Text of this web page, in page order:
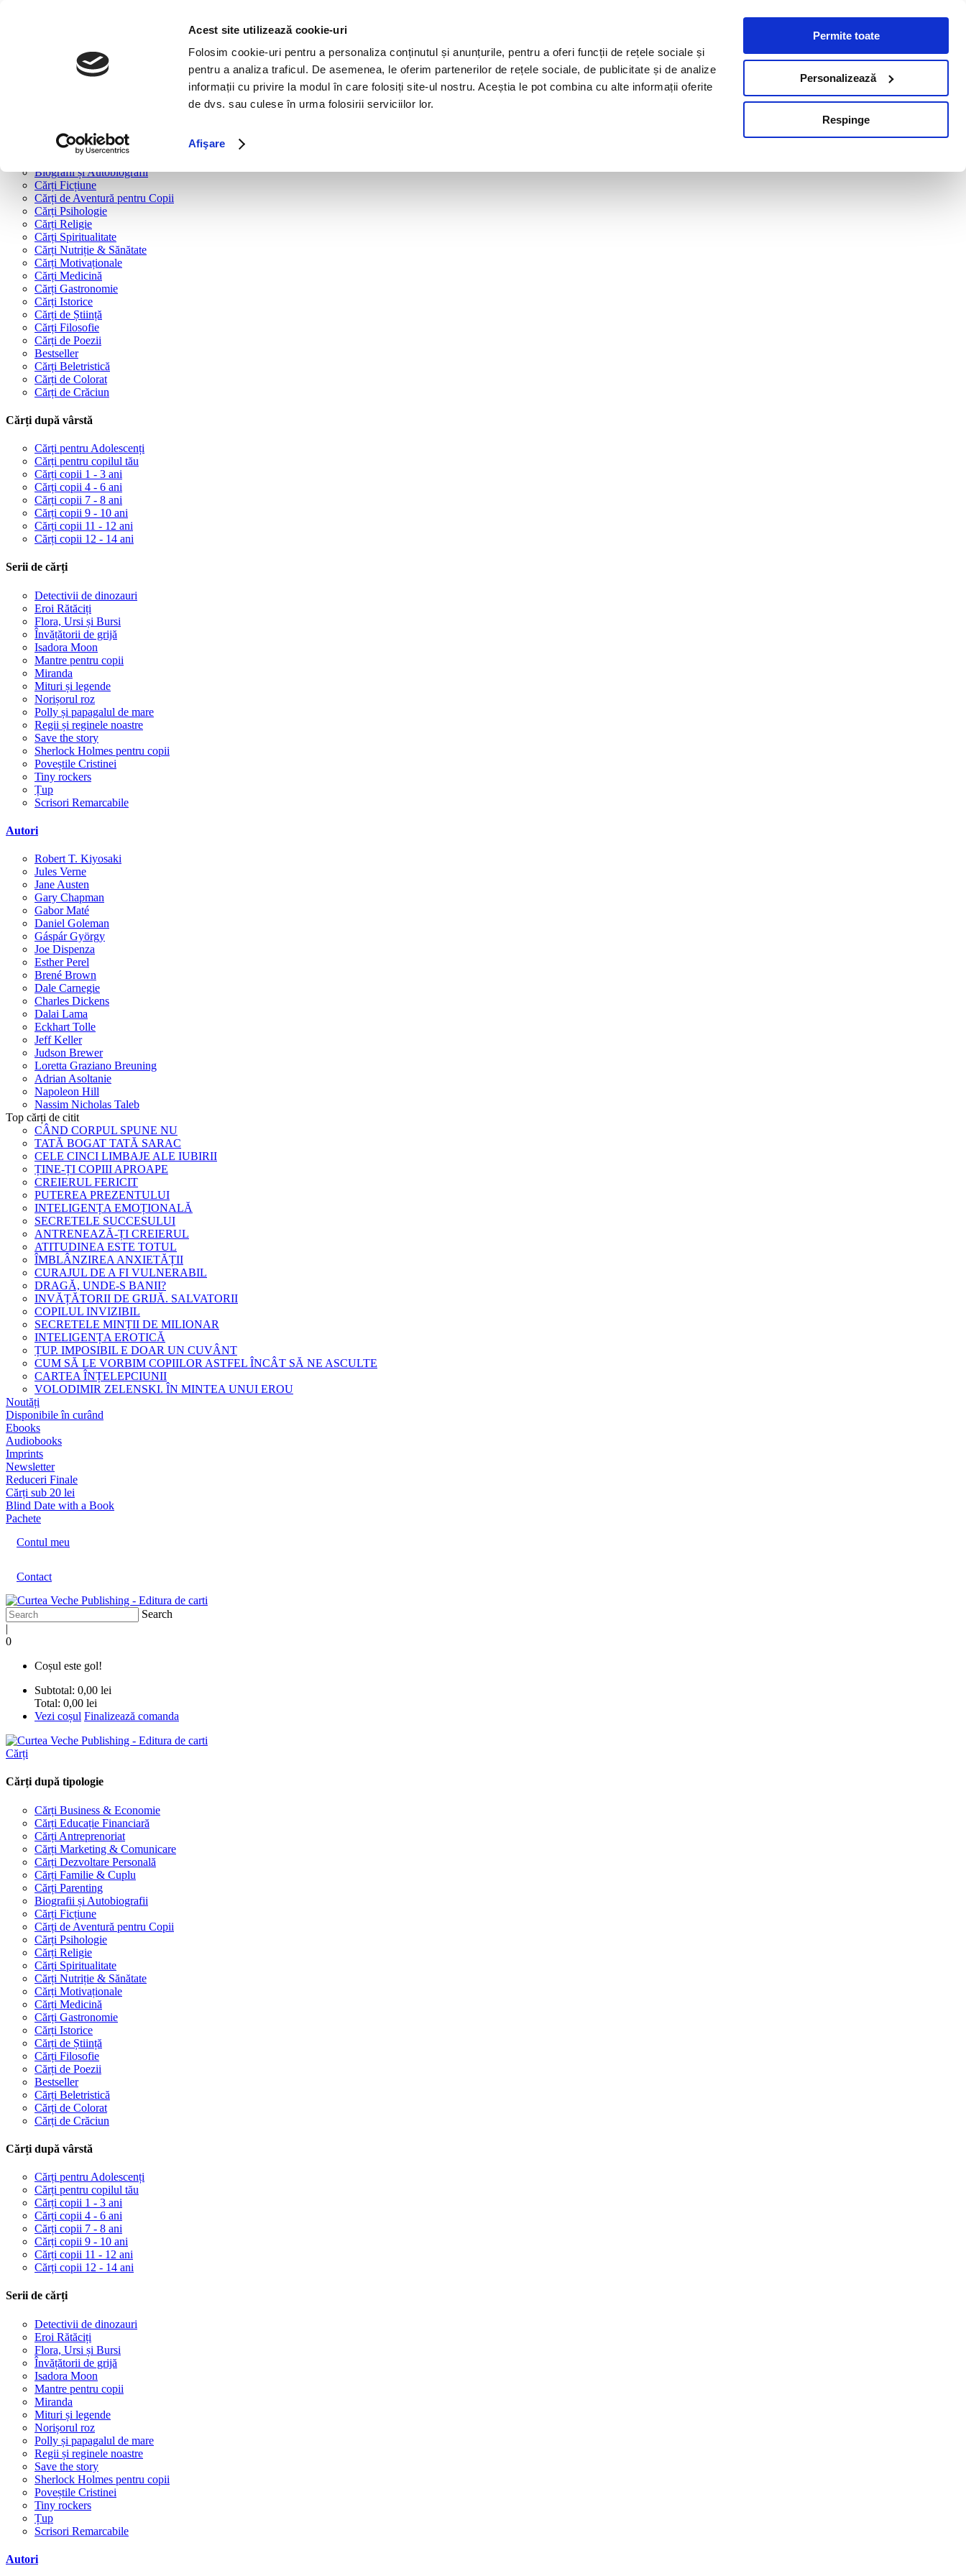
Acest site utilizează cookie-uri
Folosim cookie-uri pentru a personaliza conținutul și anunțurile, pentru a oferi funcții de rețele sociale și
pentru a analiza traficul. De asemenea, le oferim partenerilor de rețele sociale, de publicitate și de analize
informații cu privire la modul în care folosiți site-ul nostru. Aceștia le pot combina cu alte informații oferite
de dvs. sau culese în urma folosirii serviciilor lor.
Afişare
Permite toate
Personalizează
Respinge
Cărți după tipologie
Cărți Dezvoltare Personală
Cărți Familie & Cuplu
Biografii și Autobiografii
Cărți Ficțiune
Cărți de Aventură pentru Copii
Cărți Psihologie
Cărți Religie
Cărți Spiritualitate
Cărți Nutriție & Sănătate
Cărți Motivaționale
Cărți Medicină
Cărți Gastronomie
Cărți Istorice
Cărți de Știință
Cărți Filosofie
Cărți de Poezii
Bestseller
Cărți Beletristică
Cărți de Colorat
Cărți de Crăciun
Cărți după vârstă
Cărți pentru Adolescenți
Cărți pentru copilul tău
Cărți copii 1 - 3 ani
Cărți copii 4 - 6 ani
Cărți copii 7 - 8 ani
Cărți copii 9 - 10 ani
Cărți copii 11 - 12 ani
Cărți copii 12 - 14 ani
Serii de cărți
Detectivii de dinozauri
Eroi Rătăciți
Flora, Ursi și Bursi
Învățătorii de grijă
Isadora Moon
Mantre pentru copii
Miranda
Mituri și legende
Norișorul roz
Polly și papagalul de mare
Regii și reginele noastre
Save the story
Sherlock Holmes pentru copii
Poveștile Cristinei
Tiny rockers
Țup
Scrisori Remarcabile
Autori
Robert T. Kiyosaki
Jules Verne
Jane Austen
Gary Chapman
Gabor Maté
Daniel Goleman
Gáspár György
Joe Dispenza
Esther Perel
Brené Brown
Dale Carnegie
Charles Dickens
Dalai Lama
Eckhart Tolle
Jeff Keller
Judson Brewer
Loretta Graziano Breuning
Adrian Asoltanie
Napoleon Hill
Nassim Nicholas Taleb
Top cărți de citit
CÂND CORPUL SPUNE NU
TATĂ BOGAT TATĂ SARAC
CELE CINCI LIMBAJE ALE IUBIRII
ȚINE-ȚI COPIII APROAPE
CREIERUL FERICIT
PUTEREA PREZENTULUI
INTELIGENȚA EMOȚIONALĂ
SECRETELE SUCCESULUI
ANTRENEAZĂ-ȚI CREIERUL
ATITUDINEA ESTE TOTUL
ÎMBLÂNZIREA ANXIETĂȚII
CURAJUL DE A FI VULNERABIL
DRAGĂ, UNDE-S BANII?
INVĂȚĂTORII DE GRIJĂ. SALVATORII
COPILUL INVIZIBIL
SECRETELE MINȚII DE MILIONAR
INTELIGENȚA EROTICĂ
ȚUP. IMPOSIBIL E DOAR UN CUVÂNT
CUM SĂ LE VORBIM COPIILOR ASTFEL ÎNCÂT SĂ NE ASCULTE
CARTEA ÎNȚELEPCIUNII
VOLODIMIR ZELENSKI. ÎN MINTEA UNUI EROU
Noutăți
Disponibile în curând
Ebooks
Audiobooks
Imprints
Newsletter
Reduceri Finale
Cărți sub 20 lei
Blind Date with a Book
Pachete
Contul meu
Contact
Search
|
0
Coșul este gol!
Subtotal: 0,00 lei
Total: 0,00 lei
Vezi coșul Finalizează comanda
Cărți
Cărți după tipologie
Cărți Business & Economie
Cărți Educație Financiară
Cărți Antreprenoriat
Cărți Marketing & Comunicare
Cărți Dezvoltare Personală
Cărți Familie & Cuplu
Cărți Parenting
Biografii și Autobiografii
Cărți Ficțiune
Cărți de Aventură pentru Copii
Cărți Psihologie
Cărți Religie
Cărți Spiritualitate
Cărți Nutriție & Sănătate
Cărți Motivaționale
Cărți Medicină
Cărți Gastronomie
Cărți Istorice
Cărți de Știință
Cărți Filosofie
Cărți de Poezii
Bestseller
Cărți Beletristică
Cărți de Colorat
Cărți de Crăciun
Cărți după vârstă
Cărți pentru Adolescenți
Cărți pentru copilul tău
Cărți copii 1 - 3 ani
Cărți copii 4 - 6 ani
Cărți copii 7 - 8 ani
Cărți copii 9 - 10 ani
Cărți copii 11 - 12 ani
Cărți copii 12 - 14 ani
Serii de cărți
Detectivii de dinozauri
Eroi Rătăciți
Flora, Ursi și Bursi
Învățătorii de grijă
Isadora Moon
Mantre pentru copii
Miranda
Mituri și legende
Norișorul roz
Polly și papagalul de mare
Regii și reginele noastre
Save the story
Sherlock Holmes pentru copii
Poveștile Cristinei
Tiny rockers
Țup
Scrisori Remarcabile
Autori